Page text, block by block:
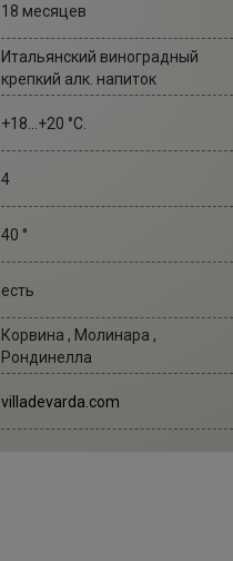
18 месяцев
Итальянский виноградный
крепкий алк. напиток
+18...+20 °С.
4
40 °
есть
Корвина , Молинара ,
Рондинелла
villadevarda.com